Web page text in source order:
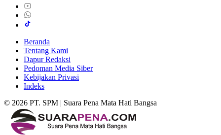
Beranda
Tentang Kami
Dapur Redaksi
Pedoman Media Siber
Kebijakan Privasi
Indeks
© 2026 PT. SPM | Suara Pena Mata Hati Bangsa